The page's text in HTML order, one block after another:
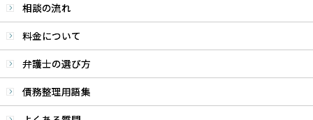
債務整理用語集
弁護士の選び方
料金について
相談の流れ